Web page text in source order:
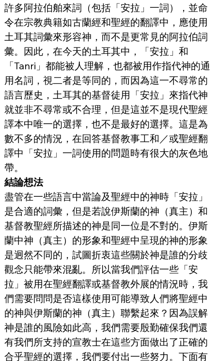
許多阿拉伯舶來詞（包括「安拉」一詞），並命
令在宗教典籍如古蘭經和聖經的翻譯中，應使用
土耳其詞彙來形容神，而不是更常見的阿拉伯詞
彙。因此，在今天的土耳其中，「安拉」和
「Tanri」都能被人理解，也都被用作指代神的通
用名詞，視二者是等同的，而因為這一不尋常的
語言歷史，土耳其的基督徒用「安拉」來指代神
就並非不尋常或不合理，但是這並不是現代聖經
譯本中唯一的選擇，也不是最好的選擇。這是為
數不多的情況，在回答基督教事工和／或聖經翻
譯中「安拉」一詞使用的問題時有很大的灰色地
帶。
結論想法
盡管在一些語言中當論及聖經中的神時「安拉」
是合適的詞彙，但是若說伊斯蘭的神（真主）和
基督教聖經所描述的神是同一位是不對的。伊斯
蘭中神（真主）的形象和聖經中呈現的神的形象
是迥然不同的，試圖折衷這些關於神是誰的分歧
觀念只能帶來混亂。所以當我們評估一些「安
拉」被用在聖經翻譯或基督教外展的情況時，我
們需要問問是否這樣使用可能導致人們將聖經中
的神與伊斯蘭的神（真主）聯繫起來？因為誤解
神是誰的風險如此高，我們需要殷勤確保我們還
有我們所支持的宣教士在這些方面做出了正確的
合乎聖經的選擇，我們要付出一些努力。下面有